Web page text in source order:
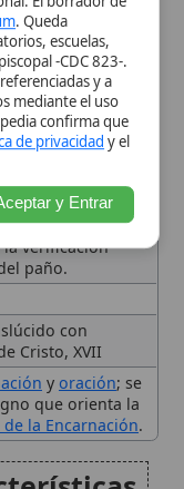
yoración
; se
orienta la
Encarnación.
y
la